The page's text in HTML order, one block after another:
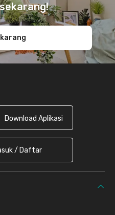
Download Aplikasi
/ Daftar